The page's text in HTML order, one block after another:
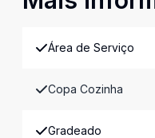
Área de Serviço
Copa Cozinha
Gradeado